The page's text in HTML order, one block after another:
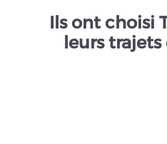
Ils ont choisi
leurs trajets